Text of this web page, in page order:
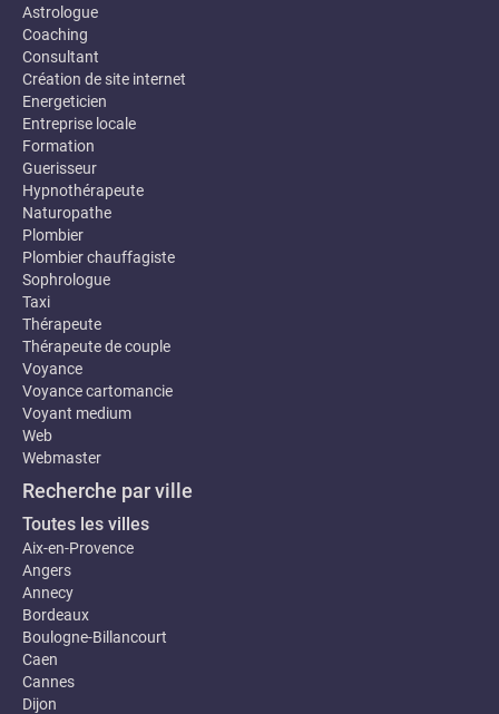
Astrologue
Coaching
Consultant
Création de site internet
Energeticien
Entreprise locale
Formation
Guerisseur
Hypnothérapeute
Naturopathe
Plombier
Plombier chauffagiste
Sophrologue
Taxi
Thérapeute
Thérapeute de couple
Voyance
Voyance cartomancie
Voyant medium
Web
Webmaster
Recherche par ville
Toutes les villes
Aix-en-Provence
Angers
Annecy
Bordeaux
Boulogne-Billancourt
Caen
Cannes
Dijon